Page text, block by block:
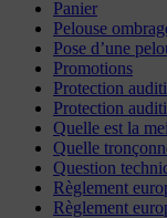
Panier
Pelouse
Pose d’une
Promotions
Protection
Protection
Quelle est la
Quelle
Question
Règlement
Règlement